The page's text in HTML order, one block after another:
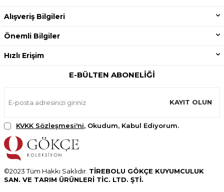
Alışveriş Bilgileri
Önemli Bilgiler
Hızlı Erişim
E-BÜLTEN ABONELIĞI
KAYIT OLUN
KVKK Sözleşmesi'ni, Okudum, Kabul Ediyorum.
©2023 Tüm Hakkı Saklıdır. TİREBOLU GÖKÇE KUYUMCULUK
SAN. VE TARIM ÜRÜNLERİ TİC. LTD. ŞTİ.